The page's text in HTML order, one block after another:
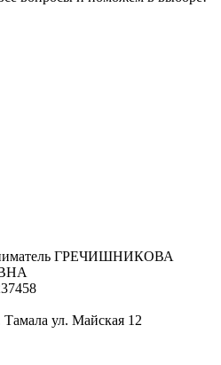
ГРЕЧИШНИКОВА
ул. Майская 12